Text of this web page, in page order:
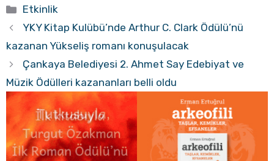
Kategoriler
Etkinlik
YKY Kitap Kulübü’nde Arthur C. Clark Ödülü’nü
kazanan Yükseliş romanı konuşulacak
Çankaya Belediyesi 2. Ahmet Say Edebiyat ve
Müzik Ödülleri kazananları belli oldu